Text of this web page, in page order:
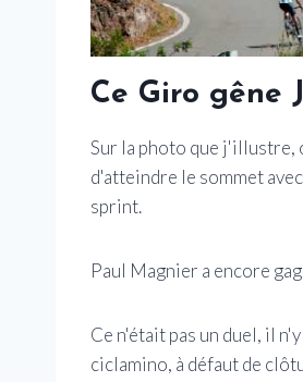
Ce Giro gêne
Sur la photo que j'illustre,
d'atteindre le sommet
sprint.
Paul Magnier a encore
Ce n'était pas un duel, il
ciclamino, à défaut de